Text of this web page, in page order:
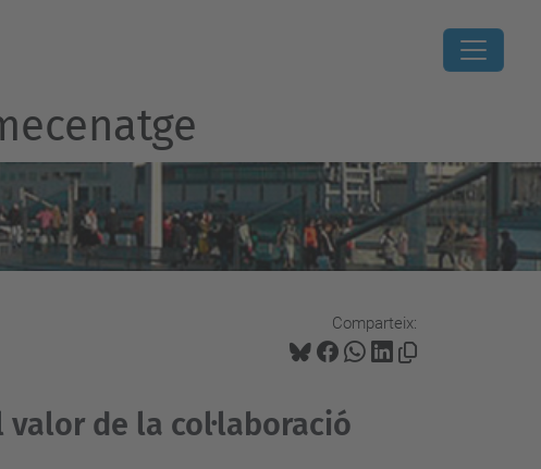
Comparteix:
valor de la col·laboració